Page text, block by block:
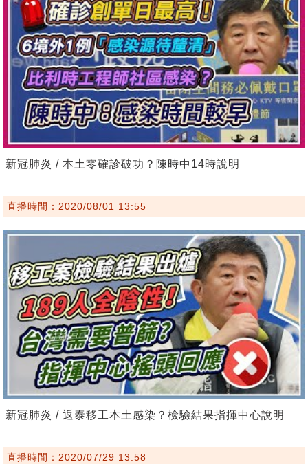
新冠肺炎 / 本土零確診破功？陳時中14時說明
直播時間：2020/08/01 13:55
新冠肺炎 / 返泰移工本土感染？檢驗結果指揮中心說明
直播時間：2020/07/29 13:58